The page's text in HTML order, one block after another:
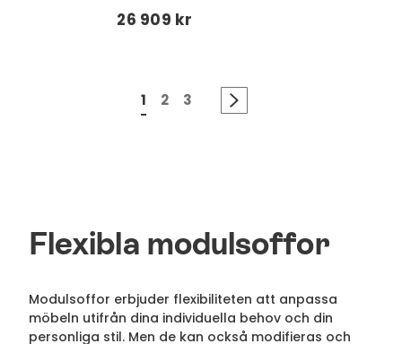
26 909 kr
1 2 3
Flexibla modulsoffor
Modulsoffor erbjuder flexibiliteten att anpassa
möbeln utifrån dina individuella behov och din
personliga stil. Men de kan också modifieras och